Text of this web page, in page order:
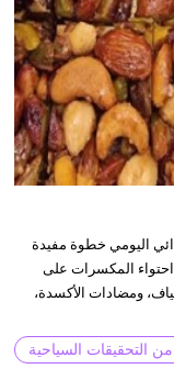
اليومي خطوة مفيدة
المكسرات على
ومضادات الأكسدة،
من التحقيقات السياحية